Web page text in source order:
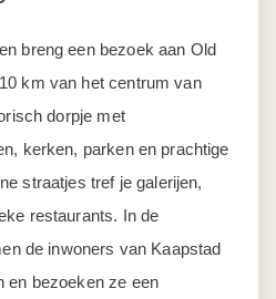
breng een bezoek aan Old
km van het centrum van
dorpje met
kerken, parken en prachtige
straatjes tref je galerijen,
restaurants. In de
de inwoners van Kaapstad
en bezoeken ze een